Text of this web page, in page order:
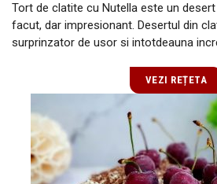
Tort de clatite cu Nutella este un
facut, dar impresionant. Desertul din
surprinzator de usor si intotdeauna
VEZI REȚETA